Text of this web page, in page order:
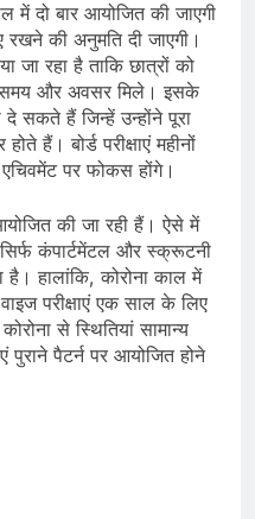
में दो बार आयोजित की जाएगी
रखने की अनुमति दी जाएगी।
जा रहा है ताकि छात्रों को
समय और अवसर मिले। इसके
दे सकते हैं जिन्हें उन्होंने पूरा
हैं। बोर्ड परीक्षाएं महीनों
पर फोकस होंगे।
की जा रही हैं। ऐसे में
कंपार्टमेंटल और स्क्रूटनी
है। हालांकि, कोरोना काल में
परीक्षाएं एक साल के लिए
से स्थितियां सामान्य
पुराने पैटर्न पर आयोजित होने